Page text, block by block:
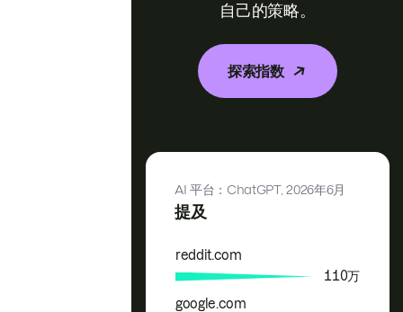
自己的策略。
探索指数
提及
AI 平台：ChatGPT,2026年6月
品牌 提及
reddit.com
110万
google.com